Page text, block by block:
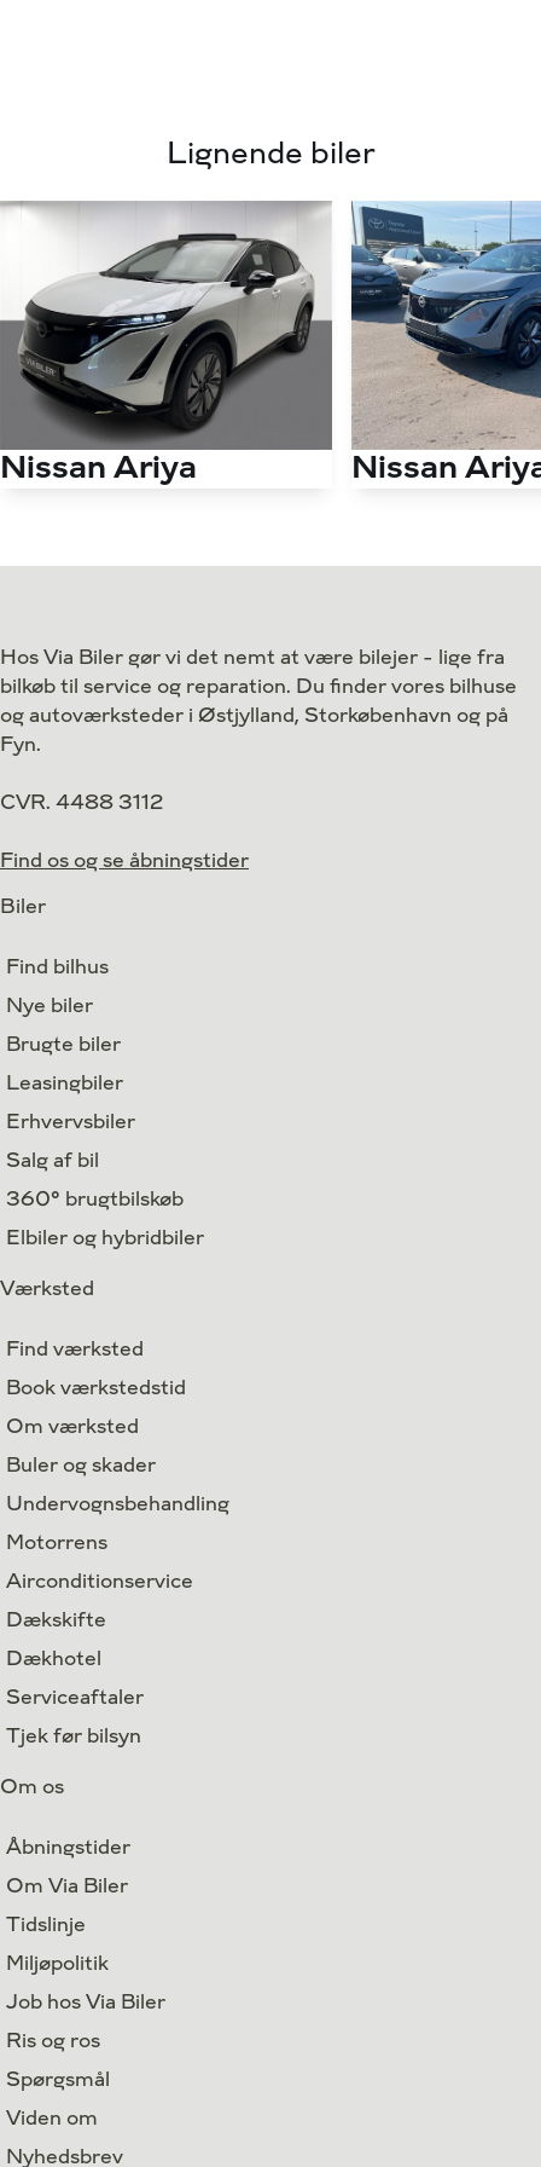
Lignende biler
Nissan Ariya
Lokation
Middelfart
Kontant
359.800
Nissan
Lokation
Kontant
Hos Via Biler gør vi det nemt at være bilejer - lige fra
bilkøb til service og reparation. Du finder vores bilhuse
og autoværksteder i Østjylland, Storkøbenhavn og på
Fyn.
CVR. 4488 3112
Find os og se åbningstider
Biler
Find bilhus
Nye biler
Brugte biler
Leasingbiler
Erhvervsbiler
Salg af bil
360° brugtbilskøb
Elbiler og hybridbiler
Værksted
Find værksted
Book værkstedstid
Om værksted
Buler og skader
Undervognsbehandling
Motorrens
Airconditionservice
Dækskifte
Dækhotel
Serviceaftaler
Tjek før bilsyn
Om os
Åbningstider
Om Via Biler
Tidslinje
Miljøpolitik
Job hos Via Biler
Ris og ros
Spørgsmål
Viden om
Nyhedsbrev